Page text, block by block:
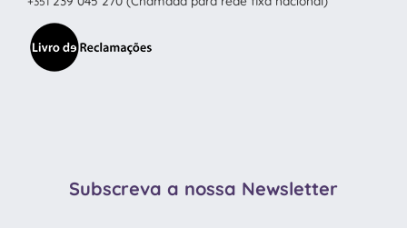
Subscreva a nossa Newsletter